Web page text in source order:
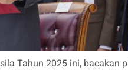
Tahun 2025 ini, bacakan